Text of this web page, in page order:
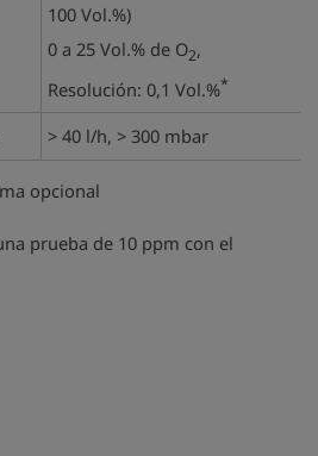
100 Vol.%)
0 a 25 Vol.% de O2,
Resolución: 0,1 Vol.%*
> 40 l/h, > 300 mbar
opcional
prueba de 10 ppm con el
play_arrow